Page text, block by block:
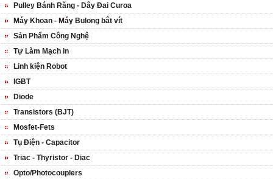
Pulley Bánh Răng - Dây Đai Curoa
Máy Khoan - Máy Bulong bắt vít
Sản Phẩm Công Nghệ
Tự Làm Mạch in
Linh kiện Robot
IGBT
Diode
Transistors (BJT)
Mosfet-Fets
Tụ Điện - Capacitor
Triac - Thyristor - Diac
Opto/Photocouplers